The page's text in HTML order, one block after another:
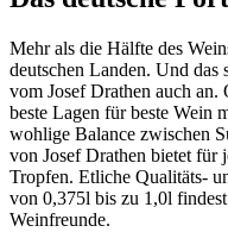
Mehr als die Hälfte des
deutschen Landen. Und das
vom Josef Drathen auch an.
beste Lagen für beste Wein
wohlige Balance zwischen
von Josef Drathen bietet für
Tropfen. Etliche Qualitäts-
von 0,375l bis zu 1,0l
Weinfreunde.